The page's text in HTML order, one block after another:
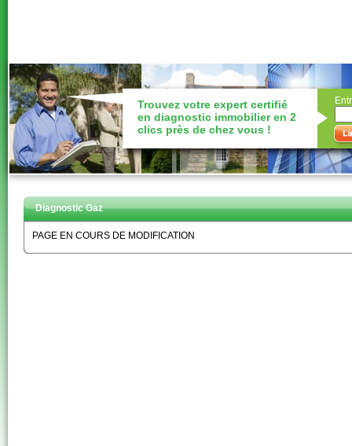
Trouvez votre expert certifié
en diagnostic immobilier en 2
clics près de chez vous !
Diagnostic Gaz
PAGE EN COURS DE MODIFICATION